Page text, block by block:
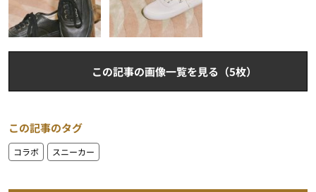
この記事の画像一覧を見る（5枚）
この記事のタグ
コラボ スニーカー